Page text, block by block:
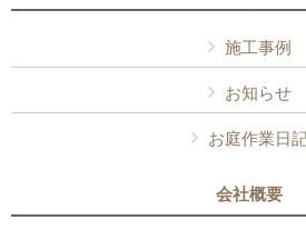
施工事例
お知らせ
お庭作業日
会社概要